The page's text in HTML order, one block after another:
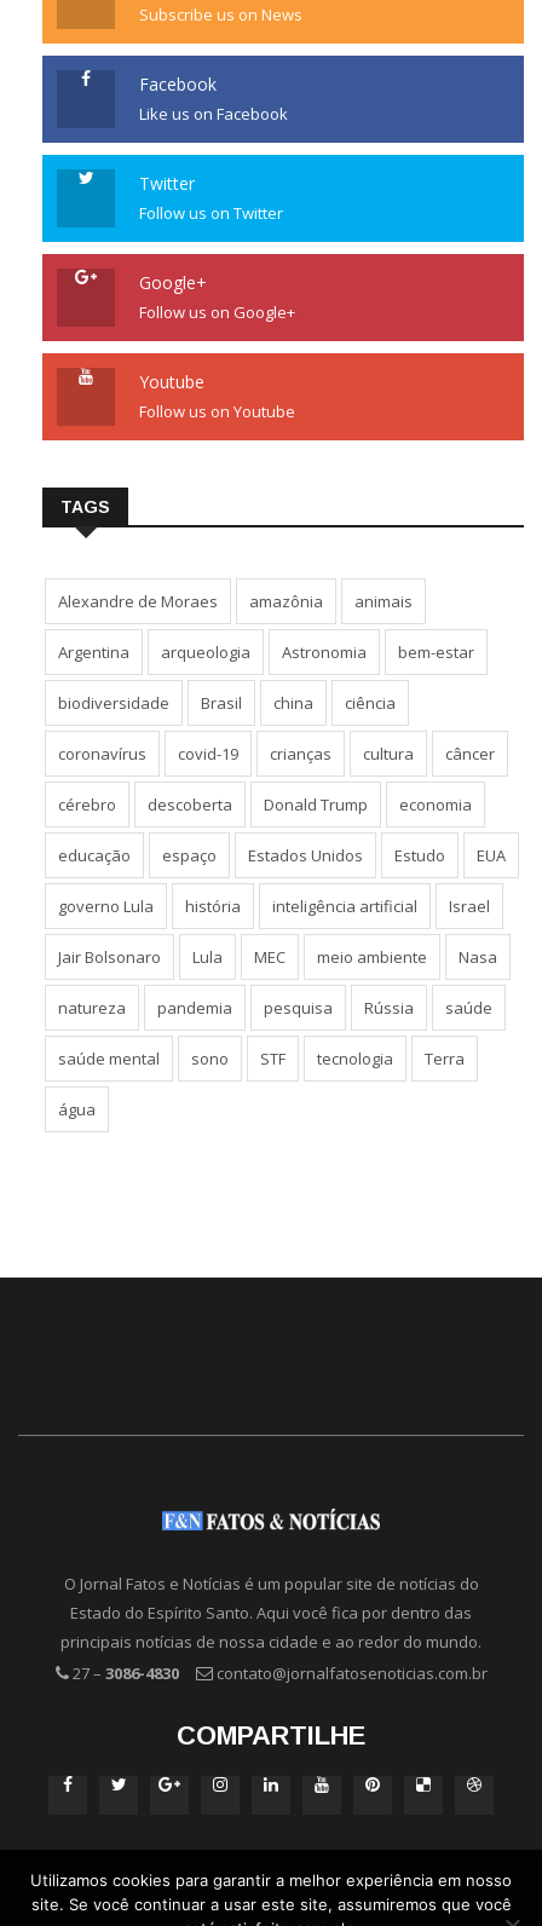
Subscribe us on News
Facebook
Like us on Facebook
Twitter
Follow us on Twitter
Google+
Follow us on Google+
Youtube
Follow us on Youtube
TAGS
Alexandre de Moraes amazônia animais
Argentina arqueologia Astronomia bem-estar
biodiversidade Brasil china ciência
coronavírus covid-19 crianças cultura câncer
cérebro descoberta Donald Trump economia
educação espaço Estados Unidos Estudo EUA
governo Lula história inteligência artificial Israel
Jair Bolsonaro Lula MEC meio ambiente Nasa
natureza pandemia pesquisa Rússia saúde
saúde mental sono STF tecnologia Terra
água
O Jornal Fatos e Notícias é um popular site de notícias do
Estado do Espírito Santo. Aqui você fica por dentro das
principais notícias de nossa cidade e ao redor do mundo.
27 – 3086-4830 contato@jornalfatosenoticias.com.br
COMPARTILHE
Utilizamos cookies para garantir a melhor experiência em nosso
site. Se você continuar a usar este site, assumiremos que você